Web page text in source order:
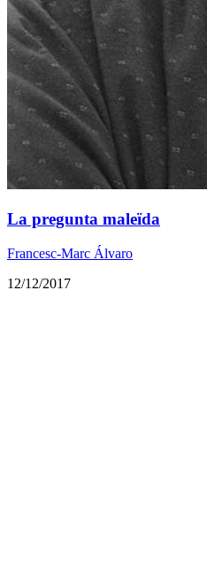
La pregunta maleïda
Francesc-Marc Álvaro
12/12/2017